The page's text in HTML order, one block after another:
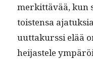
merkit­tävää, kun
tois­t­en­sa
u­ut­takurssi elää
hei­jastele